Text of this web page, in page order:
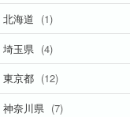
北海道 (1)
埼玉県 (4)
東京都 (12)
神奈川県 (7)